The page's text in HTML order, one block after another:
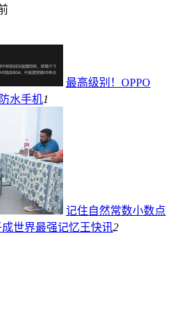
最高级别！OPPO
水手机1
记住自然常数小数点
世界最强记忆王快讯2